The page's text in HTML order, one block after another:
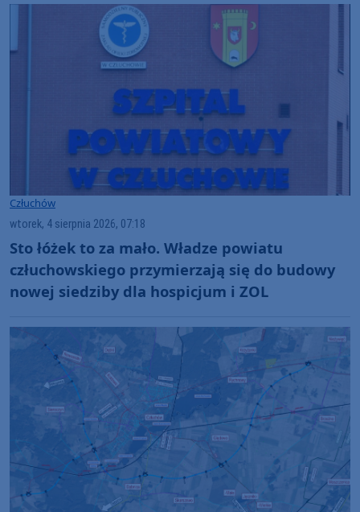
Człuchów
wtorek, 4 sierpnia 2026, 07:18
Sto łóżek to za mało. Władze powiatu
człuchowskiego przymierzają się do budowy
nowej siedziby dla hospicjum i ZOL